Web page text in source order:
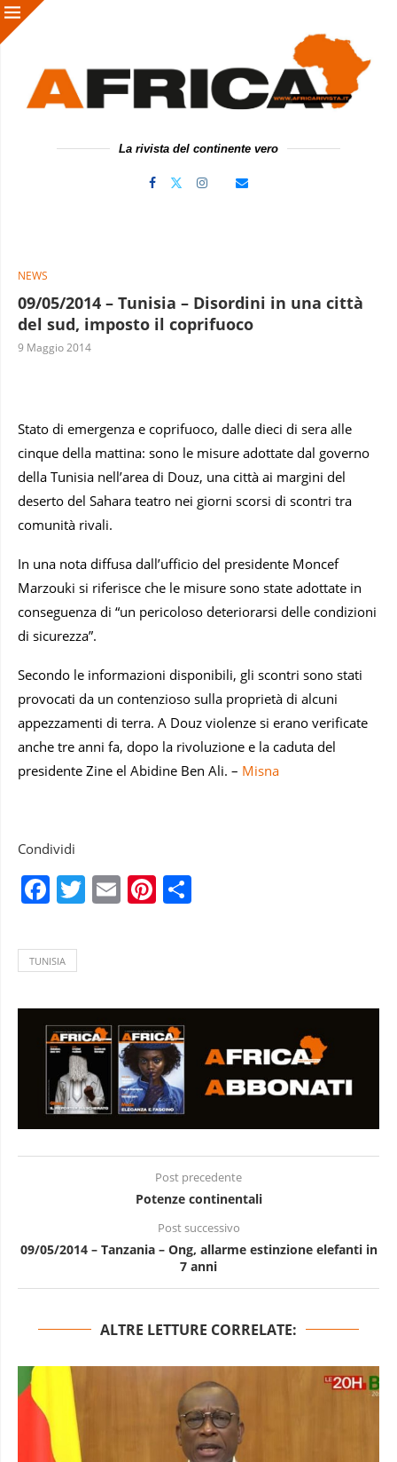
La rivista del continente vero
NEWS
09/05/2014 – Tunisia – Disordini in una città
del sud, imposto il coprifuoco
9 Maggio 2014
Stato di emergenza e coprifuoco, dalle dieci di sera alle
cinque della mattina: sono le misure adottate dal governo
della Tunisia nell’area di Douz, una città ai margini del
deserto del Sahara teatro nei giorni scorsi di scontri tra
comunità rivali.
In una nota diffusa dall’ufficio del presidente Moncef
Marzouki si riferisce che le misure sono state adottate in
conseguenza di “un pericoloso deteriorarsi delle condizioni
di sicurezza”.
Secondo le informazioni disponibili, gli scontri sono stati
provocati da un contenzioso sulla proprietà di alcuni
appezzamenti di terra. A Douz violenze si erano verificate
anche tre anni fa, dopo la rivoluzione e la caduta del
presidente Zine el Abidine Ben Ali. – Misna
Condividi
Facebook
Twitter
EmailPinterest
TUNISIA
Post precedente
Potenze continentali
Post successivo
09/05/2014 – Tanzania – Ong, allarme estinzione elefanti in
7 anni
ALTRE LETTURE CORRELATE: